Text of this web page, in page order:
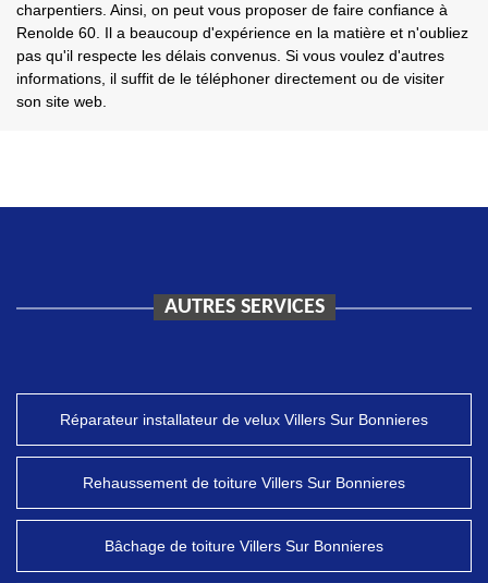
charpentiers. Ainsi, on peut vous proposer de faire confiance à
Renolde 60. Il a beaucoup d'expérience en la matière et n'oubliez
pas qu'il respecte les délais convenus. Si vous voulez d'autres
informations, il suffit de le téléphoner directement ou de visiter
son site web.
AUTRES SERVICES
Réparateur installateur de velux Villers Sur Bonnieres
Rehaussement de toiture Villers Sur Bonnieres
Bâchage de toiture Villers Sur Bonnieres